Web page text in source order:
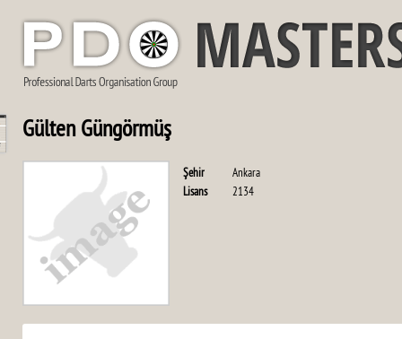
Gülten Güngörmüş
Şehir
Ankara
Lisans
2134